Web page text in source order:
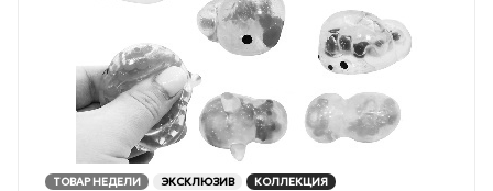
ТОВАР НЕДЕЛИ ЭКСКЛЮЗИВ КОЛЛЕКЦИЯ